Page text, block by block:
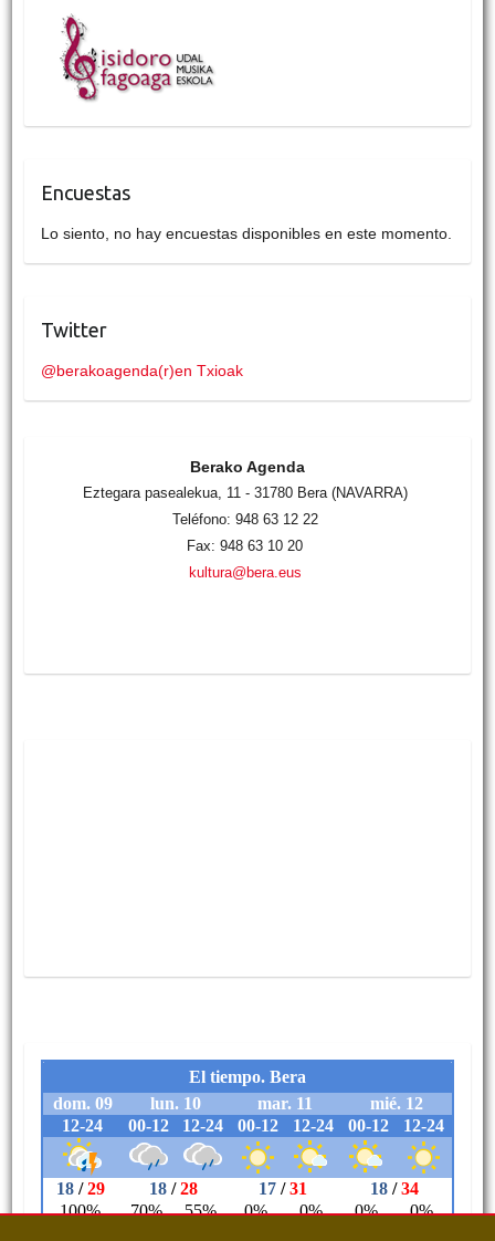
Encuestas
Lo siento, no hay encuestas disponibles en este momento.
Twitter
@berakoagenda(r)en Txioak
Berako Agenda
Eztegara pasealekua, 11 - 31780 Bera (NAVARRA)
Teléfono: 948 63 12 22
Fax: 948 63 10 20
kultura@bera.eus